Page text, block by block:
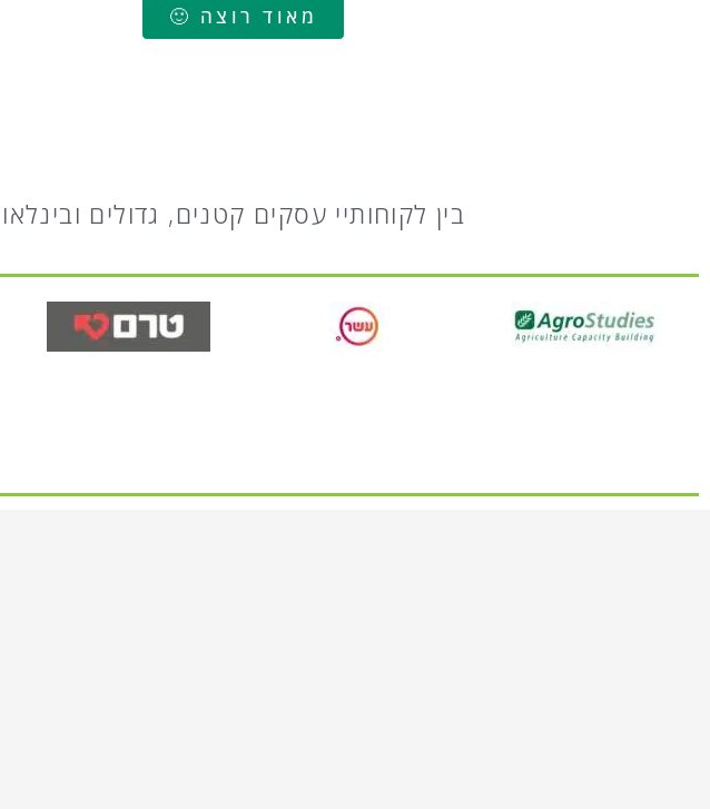
מאוד רוצה 🙂
בין לקוחותיי עסקים קטנים, גדולים